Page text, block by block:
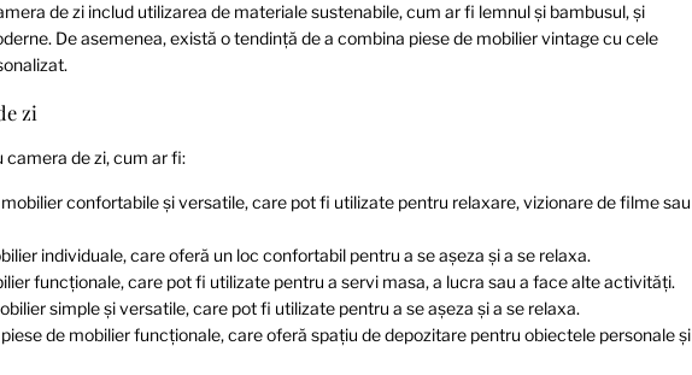
de zi includ utilizarea de materiale sustenabile, cum ar fi lemnul și bambusul, și
De asemenea, există o tendință de a combina piese de mobilier vintage cu cele
zi
de zi, cum ar fi:
confortabile și versatile, care pot fi utilizate pentru relaxare, vizionare de filme sau
individuale, care oferă un loc confortabil pentru a se așeza și a se relaxa.
funcționale, care pot fi utilizate pentru a servi masa, a lucra sau a face alte activități.
simple și versatile, care pot fi utilizate pentru a se așeza și a se relaxa.
de mobilier funcționale, care oferă spațiu de depozitare pentru obiectele personale și